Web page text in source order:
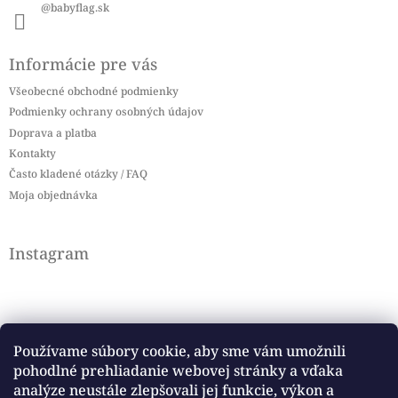
Používame súbory cookie, aby sme vám umožnili
pohodlné prehliadanie webovej stránky a vďaka
analýze neustále zlepšovali jej funkcie, výkon a
@babyflag.sk
Informácie pre vás
Všeobecné obchodné podmienky
Podmienky ochrany osobných údajov
Doprava a platba
Kontakty
Často kladené otázky / FAQ
Moja objednávka
Instagram
Sledovať na Instagrame